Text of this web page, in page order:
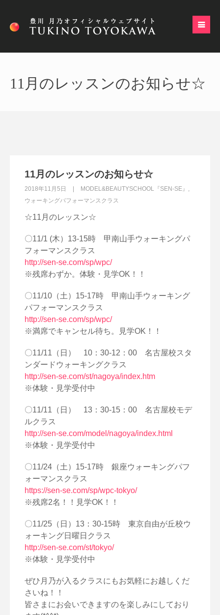
11月のレッスンのお知らせ☆
11月のレッスンのお知らせ☆
2018年11月5日 MODEL&BEAUTYSCHOOL『SEN-SE』 ,
ウォーキングパフォーマンスクラス
☆11月のレッスン☆
〇11/1 (木）13-15時 甲南山手ウォーキングパ
フォーマンスクラス
http://sen-se.com/sp/wpc/
※残席わずか。体験・見学OK！！
〇11/10（土）15-17時 甲南山手ウォーキング
パフォーマンスクラス
http://sen-se.com/sp/wpc/
※満席でキャンセル待ち。見学OK！！
〇11/11（日） 10：30-12：00 名古屋校スタ
ンダードウォーキングクラス
http://sen-se.com/st/nagoya/index.htm
※体験・見学受付中
〇11/11（日） 13：30-15：00 名古屋校モデ
ルクラス
http://sen-se.com/model/nagoya/index.html
※体験・見学受付中
〇11/24（土）15-17時 銀座ウォーキングパフ
ォーマンスクラス
https://sen-se.com/sp/wpc-tokyo/
※残席2名！！見学OK！！
〇11/25（日）13：30-15時 東京自由が丘校ウ
ォーキング日曜日クラス
http://sen-se.com/st/tokyo/
※体験・見学受付中
ぜひ月乃が入るクラスにもお気軽にお越しくだ
さいね！！
皆さまにお会いできますのを楽しみにしており